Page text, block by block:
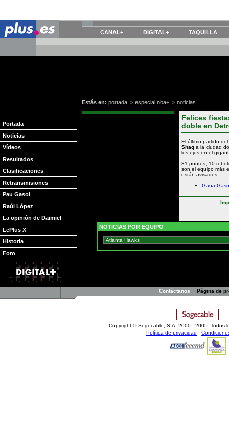
CANAL+ DIGITAL+ TAQUILLA
Portada
Noticias
Vídeos
Resultados
Clasificaciones
Retransmisiones
Pau Gasol
Raúl López
La opinión de Daimiel
LePlus X
Historia
Foro
Estás en: portada > especial nba+ > noticias
Felices
doble en
El último partido
Shaq a la ciudad
los ojos en el
31 puntos, 10
son el equipo más
están avisados.
Gana
NOTICIAS POR EQUIPO
Contáctanos Página de
- Copyright © Sogecable, S.A
2000 - 2005. Todos
Política de privacidad -